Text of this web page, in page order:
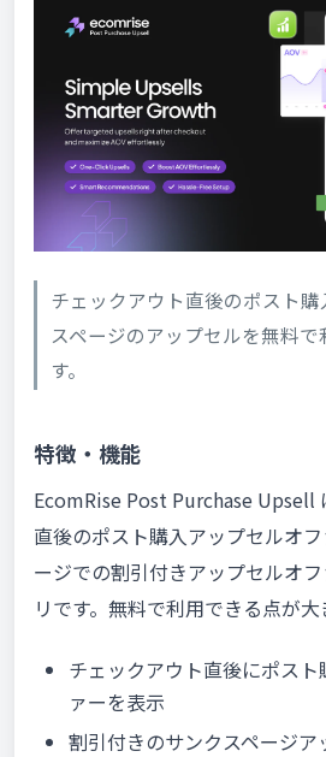
チェックアウト直後のポスト
スページのアップセルを無料
す。
特徴・機能
EcomRise Post Purchase Upsell
直後のポスト購入アップセルオ
ージでの割引付きアップセルオ
リです。無料で利用できる点が大
チェックアウト直後にポス
ァーを表示
割引付きのサンクスページア